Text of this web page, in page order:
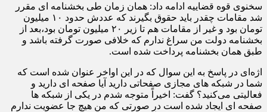
سخنوی قوه قضاییه ادامه داد: همان زمان طی بخشنامه ای مقرر
شد مقامات چقدر باید حقوق بگیرند که عددش حدود ۱۰ میلیون
تومان بود و غیر از مقامات هم تا زیر ۲۰ میلیون تومان بود،‌بعد از
بخشنامه دولت من سراغ ندارم که خلافی صورت گرفته باشد و
طبق همان بخشنامه پرداخت شده است.
اژه‌ای در پاسخ به این سوال که در این اواخر عنوان شده است که
شما در شبکه های مجازی صفحاتی دارید آیا صفحه ای دارید و
فعالیتی می‌کنید؟ گفت: اخیراً متوجه شدم در یکی از شبکه ها
صفحه ای ایجاد شده است در صورتی که من هیچ جا عضویت ندارم